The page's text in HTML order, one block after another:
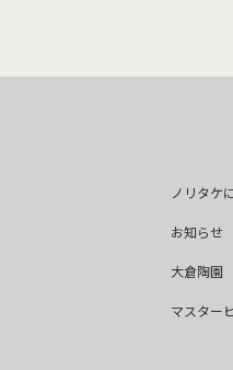
ノリタケ
お知らせ
大倉陶園
マスター